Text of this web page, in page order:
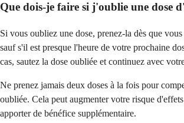
Que dois-je faire si j'oublie une dose
Si vous oubliez une dose, prenez-la dès que
sauf s'il est presque l'heure de votre prochaine
cas, sautez la dose oubliée et continuez avec
Ne prenez jamais deux doses à la fois pour
oubliée. Cela peut augmenter votre risque
apporter de bénéfice supplémentaire.